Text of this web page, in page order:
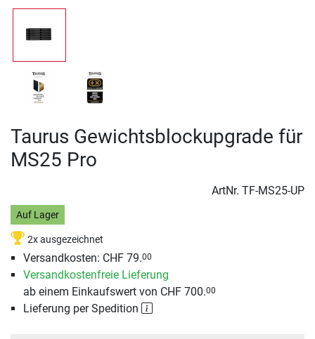
Taurus Gewichtsblockupgrade für
MS25 Pro
ArtNr. TF-MS25-UP
Auf Lager
2x ausgezeichnet
Versandkosten: CHF 79.00
Versandkostenfreie Lieferung
ab einem Einkaufswert von CHF 700.00
Lieferung per Spedition